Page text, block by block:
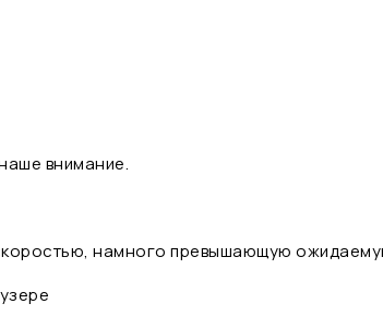
внимание.
намного превышающую